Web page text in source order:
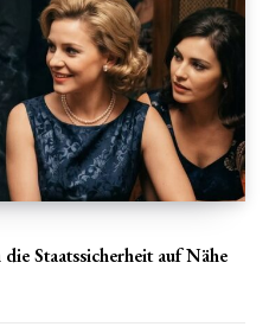
Staatssicherheit auf Nähe